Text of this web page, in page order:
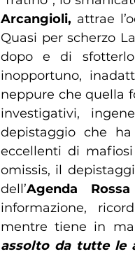
Arcangioli, attrae
Quasi per scherzo
dopo e di
inopportuno,
neppure che quella
investigativi,
depistaggio che
eccellenti di
omissis, il
dell’Agenda Rossa
informazione,
mentre tiene in
assolto da tutte le